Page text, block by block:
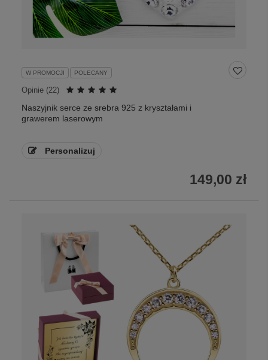
W PROMOCJI POLECANY
Opinie (22)
Naszyjnik serce ze srebra 925 z kryształami i
grawerem laserowym
Personalizuj
149,00 zł